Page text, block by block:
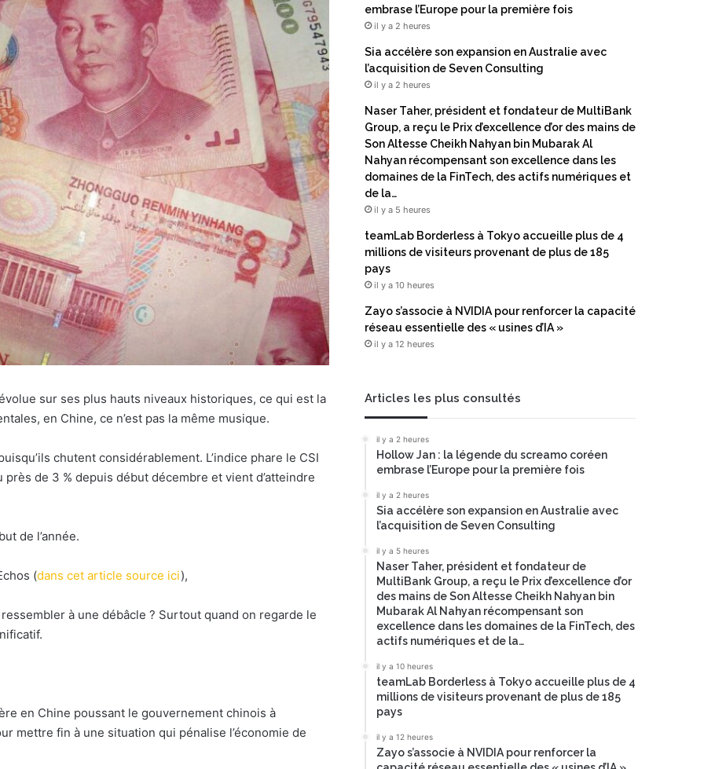
sur ses plus hauts niveaux historiques, ce qui est la
en Chine, ce n’est pas la même musique.
chutent considérablement. L’indice phare le CSI
de 3 % depuis début décembre et vient d’atteindre
de l’année.
(dans cet article source ici),
à une débâcle ? Surtout quand on regarde le
en Chine poussant le gouvernement chinois à
mettre fin à une situation qui pénalise l’économie de
embrase l’Europe pour la première fois
il y a 2 heures
Sia accélère son expansion en Australie avec
l’acquisition de Seven Consulting
il y a 2 heures
Naser Taher, président et fondateur de MultiBank
Group, a reçu le Prix d’excellence d’or des mains de
Son Altesse Cheikh Nahyan bin Mubarak Al
Nahyan récompensant son excellence dans les
domaines de la FinTech, des actifs numériques et
de la…
il y a 5 heures
teamLab Borderless à Tokyo accueille plus de 4
millions de visiteurs provenant de plus de 185
pays
il y a 10 heures
Zayo s’associe à NVIDIA pour renforcer la capacité
réseau essentielle des « usines d’IA »
il y a 12 heures
Articles les plus consultés
il y a 2 heures
Hollow Jan : la légende du screamo coréen
embrase l’Europe pour la première fois
il y a 2 heures
Sia accélère son expansion en Australie avec
l’acquisition de Seven Consulting
il y a 5 heures
Naser Taher, président et fondateur de
MultiBank Group, a reçu le Prix d’excellence d’or
des mains de Son Altesse Cheikh Nahyan bin
Mubarak Al Nahyan récompensant son
excellence dans les domaines de la FinTech, des
actifs numériques et de la…
il y a 10 heures
teamLab Borderless à Tokyo accueille plus de 4
millions de visiteurs provenant de plus de 185
pays
il y a 12 heures
Zayo s’associe à NVIDIA pour renforcer la